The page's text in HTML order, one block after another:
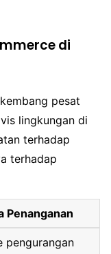
di
pesat
lingkungan di
terhadap
terhadap
Penanganan
pengurangan